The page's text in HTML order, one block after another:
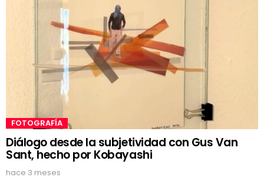
FOTOGRAFÍA
Diálogo desde la subjetividad con Gus Van
Sant, hecho por Kobayashi
hace 3 meses